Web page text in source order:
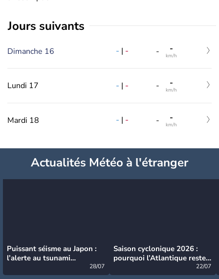
jours suivants
Dimanche 16 - | - - -
km/h
Lundi 17 - | - - -
km/h
Mardi 18 - | - - -
km/h
Actualités Météo à l'étranger
Puissant séisme au Japon :
l’alerte au tsunami
28/07
Saison cyclonique 2026 :
pourquoi l’Atlantique reste
22/07